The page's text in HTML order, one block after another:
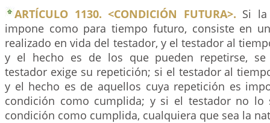
ARTÍCULO 1130. <CONDICIÓN FUTURA>. Si
impone como para tiempo futuro, consiste en
realizado en vida del testador, y el testador al
y el hecho es de los que pueden repetirse,
testador exige su repetición; si el testador al
y el hecho es de aquellos cuya repetición es
condición como cumplida; y si el testador no lo
condición como cumplida, cualquiera que sea la